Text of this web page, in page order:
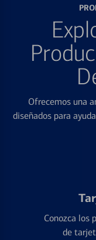
Ofrecemos una
diseñados para
Conozca los
de